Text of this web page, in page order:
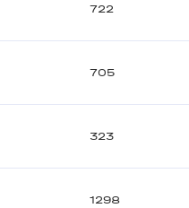
722
705
323
1298